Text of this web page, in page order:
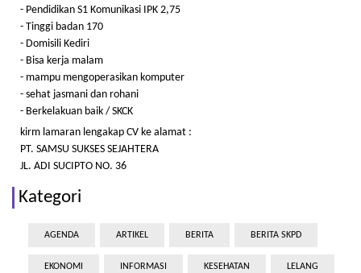
- Pendidikan S1 Komunikasi IPK 2,75
- Tinggi badan 170
- Domisili Kediri
- Bisa kerja malam
- mampu mengoperasikan komputer
- sehat jasmani dan rohani
- Berkelakuan baik / SKCK
kirm lamaran lengakap CV ke alamat :
PT. SAMSU SUKSES SEJAHTERA
JL. ADI SUCIPTO NO. 36
Kategori
AGENDA ARTIKEL BERITA BERITA SKPD
EKONOMI INFORMASI KESEHATAN LELANG